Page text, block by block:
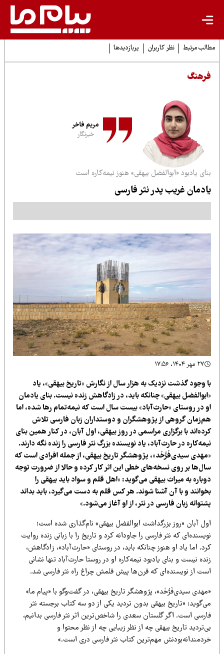
مرتبط نظر کاربران پربازدیدها
مریم فاخر
خبرنگار
یادبود «ابوالفضل بیهقی» هنوز نیمه‌کاره است
غریب پدر نثر فارسی
وجود گذشت نزدیک به هزار سال از نگارش «تاریخ بیهقی»، یاد
بیهقی» چنانکه باید، در زادگاهش زنده نیست. بنای یادمان
در روستای «حارث‌آباد» بیست سال است که نیمه‌تمام رها شده، اما
گروهی از پژوهشگران و دوستداران زبان فارسی تلاش
با برگزاری مراسمی در روز بیهقی، اول آبان، در کنار همین بنای
در حارث‌آباد، یاد نویسنده‌ بزرگ نثر فارسی را زنده نگه دارند.
سیدی‌فَرُّخَد»، پژوهشگر تاریخ بیهقی، از جمله افرادی است که
بر روی نسخه‌های خطی این اثر کار کرده و حالا از ضرورت توجه
به میراث بیهقی می‌گوید: «اهل قلم و سواد باید بیهقی را
و با آن آشنا شوند. هر کس قلم به دست می‌گیرد، باید بداند
زبان فارسی در نثر، از او آغاز می‌شود.»
آبان «روز بزرگداشت ابوالفضل بیهقی» نام‌گذاری شده است؛
که نثر فارسی را جاودانه کرد و تاریخ را با زبانی زنده روایت
اما یاد او هنوز چنانکه باید، در روستای «حارث‌آباد»، زادگاهش،
نیست و بنای یادبود نیمه‌کاره‌ او در روستا حارث‌آباد تنها نشانی
از نویسنده‌ای که قرن‌ها پیش قلمش چراغ راه نثر فارسی شد.
سیدی‌فَرُّخَد»، پژوهشگر تاریخ بیهقی، در گفت‌وگو با «پیام ما»
«تاریخ بیهقی بدون تردید یکی از دو سه کتاب برجسته‌ نثر
است. اگر گلستان سعدی را شاخص‌ترین اثر نثر فارسی بدانیم،
تاریخ بیهقی چه از نظر زیبایی چه از نظر محتوا و
مهم‌ترین کتاب نثر فارسی دری است.»